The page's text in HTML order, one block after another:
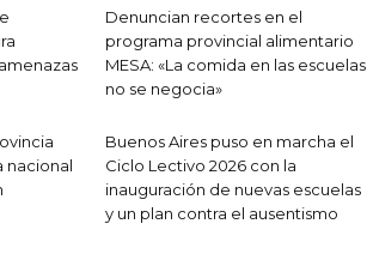
Denuncian recortes en el
programa provincial alimentario
MESA: «La comida en las escuelas
no se negocia»
nacional
Buenos Aires puso en marcha el
Ciclo Lectivo 2026 con la
inauguración de nuevas escuelas
y un plan contra el ausentismo